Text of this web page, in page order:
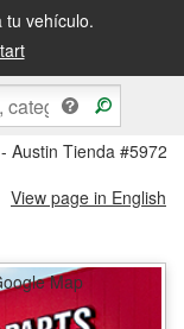
tu vehículo.
en la tienda
Austin Tienda #5972
View page in English